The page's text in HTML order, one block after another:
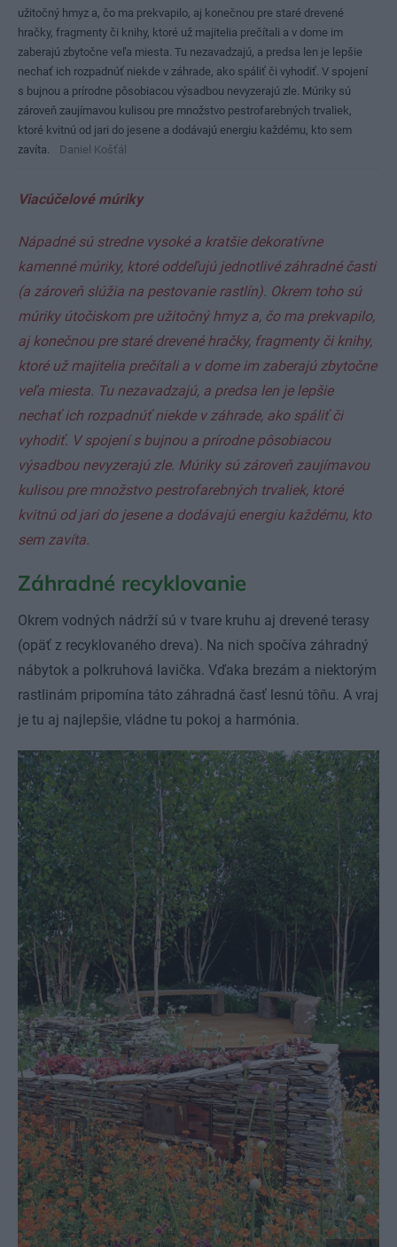
užitočný hmyz a, čo ma prekvapilo, aj konečnou pre staré drevené
hračky, fragmenty či knihy, ktoré už majitelia prečítali a v dome im
zaberajú zbytočne veľa miesta. Tu nezavadzajú, a predsa len je lepšie
nechať ich rozpadnúť niekde v záhrade, ako spáliť či vyhodiť. V spojení
s bujnou a prírodne pôsobiacou výsadbou nevyzerajú zle. Múriky sú
zároveň zaujímavou kulisou pre množstvo pestrofarebných trvaliek,
ktoré kvitnú od jari do jesene a dodávajú energiu každému, kto sem
zavíta.
Daniel Košťál
Viacúčelové múriky
Nápadné sú stredne vysoké a kratšie dekoratívne
kamenné múriky, ktoré oddeľujú jednotlivé záhradné časti
(a zároveň slúžia na pestovanie rastlín). Okrem toho sú
múriky útočiskom pre užitočný hmyz a, čo ma prekvapilo,
aj konečnou pre staré drevené hračky, fragmenty či knihy,
ktoré už majitelia prečítali a v dome im zaberajú zbytočne
veľa miesta. Tu nezavadzajú, a predsa len je lepšie
nechať ich rozpadnúť niekde v záhrade, ako spáliť či
vyhodiť. V spojení s bujnou a prírodne pôsobiacou
výsadbou nevyzerajú zle. Múriky sú zároveň zaujímavou
kulisou pre množstvo pestrofarebných trvaliek, ktoré
kvitnú od jari do jesene a dodávajú energiu každému, kto
sem zavíta.
Záhradné recyklovanie
Okrem vodných nádrží sú v tvare kruhu aj drevené terasy
(opäť z recyklovaného dreva). Na nich spočíva záhradný
nábytok a polkruhová lavička. Vďaka brezám a niektorým
rastlinám pripomína táto záhradná časť lesnú tôňu. A vraj
je tu aj najlepšie, vládne tu pokoj a harmónia.